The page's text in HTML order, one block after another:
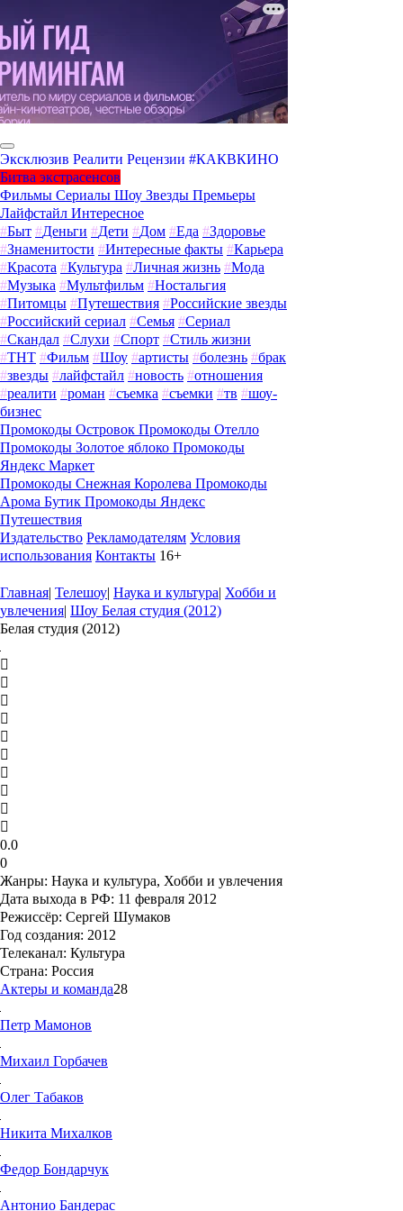
Эксклюзив Реалити Рецензии #КАКВКИНО
Битва экстрасенсов
Фильмы Сериалы Шоу Звезды Премьеры
Лайфстайл Интересное
#Быт #Деньги #Дети #Дом #Еда #Здоровье
#Знаменитости #Интересные факты #Карьера
#Красота #Культура #Личная жизнь #Мода
#Музыка #Мультфильм #Ностальгия
#Питомцы #Путешествия #Российские звезды
#Российский сериал #Семья #Сериал
#Скандал #Слухи #Спорт #Стиль жизни
#ТНТ #Фильм #Шоу #артисты #болезнь #брак
#звезды #лайфстайл #новость #отношения
#реалити #роман #съемка #съемки #тв #шоу-
бизнес
Промокоды Островок Промокоды Отелло
Промокоды Золотое яблоко Промокоды
Яндекс Маркет
Промокоды Снежная Королева Промокоды
Арома Бутик Промокоды Яндекс
Путешествия
Издательство Рекламодателям Условия
использования Контакты 16+
Главная| Телешоу| Наука и культура| Хобби и
увлечения| Шоу Белая студия (2012)
Белая студия (2012)
0.0
0
Жанры: Наука и культура, Хобби и увлечения
Дата выхода в РФ: 11 февраля 2012
Режиссёр: Сергей Шумаков
Год создания: 2012
Телеканал: Культура
Страна: Россия
Актеры и команда28
Петр Мамонов
Михаил Горбачев
Олег Табаков
Никита Михалков
Федор Бондарчук
Антонио Бандерас